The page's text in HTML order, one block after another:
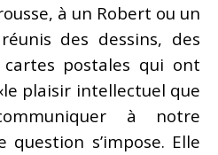
à un Robert ou un
des dessins, des
postales qui ont
plaisir intellectuel que
à notre
s’impose. Elle